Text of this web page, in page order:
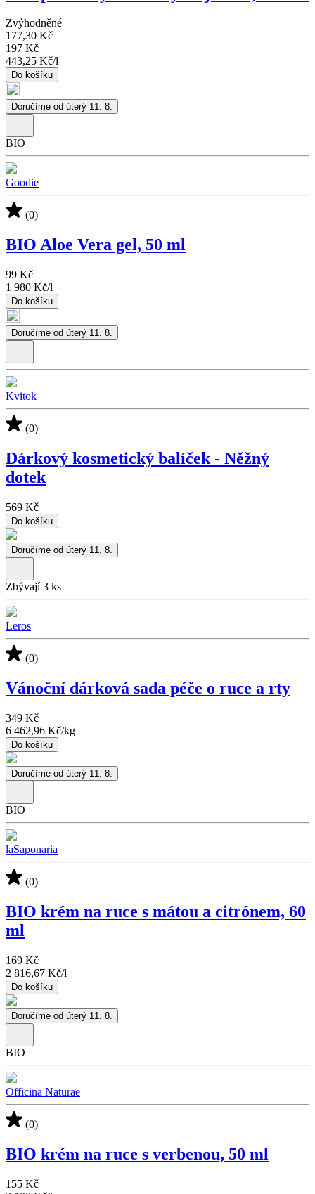
Zvýhodněné
177,30 Kč
197 Kč
443,25 Kč/l
Do košíku
Doručíme od úterý 11. 8.
BIO
Goodie
(0)
BIO Aloe Vera gel, 50 ml
99 Kč
1 980 Kč/l
Do košíku
Doručíme od úterý 11. 8.
Kvitok
(0)
Dárkový kosmetický balíček - Něžný
dotek
569 Kč
Do košíku
Doručíme od úterý 11. 8.
Zbývají 3 ks
Leros
(0)
Vánoční dárková sada péče o ruce a rty
349 Kč
6 462,96 Kč/kg
Do košíku
Doručíme od úterý 11. 8.
BIO
laSaponaria
(0)
BIO krém na ruce s mátou a citrónem, 60
ml
169 Kč
2 816,67 Kč/l
Do košíku
Doručíme od úterý 11. 8.
BIO
Officina Naturae
(0)
BIO krém na ruce s verbenou, 50 ml
155 Kč